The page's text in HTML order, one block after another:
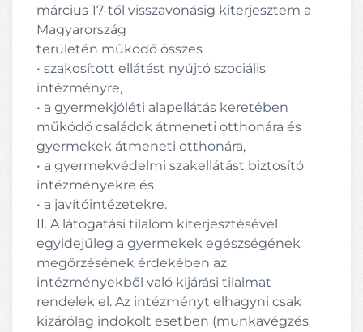
március 17-től visszavonásig kiterjesztem a
Magyarország
területén működő összes
• szakosított ellátást nyújtó szociális
intézményre,
• a gyermekjóléti alapellátás keretében
működő családok átmeneti otthonára és
gyermekek átmeneti otthonára,
• a gyermekvédelmi szakellátást biztosító
intézményekre és
• a javítóintézetekre.
II. A látogatási tilalom kiterjesztésével
egyidejűleg a gyermekek egészségének
megőrzésének érdekében az
intézményekből való kijárási tilalmat
rendelek el. Az intézményt elhagyni csak
kizárólag indokolt esetben (munkavégzés